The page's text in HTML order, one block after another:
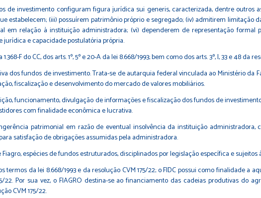
de investimento configuram figura jurídica sui generis, caracterizada, dentre outros
estabelecem; (iii) possuírem patrimônio próprio e segregado; (iv) admitirem limitação
em relação à instituição administradora; (vi) dependerem de representação
e capacidade postulatória própria.
F do CC, dos arts. 1º, 5º e 20-A da lei 8.668/1993; bem como dos arts. 3º, I, 33 e 48 da
dos fundos de investimento. Trata-se de autarquia federal vinculada ao Ministério da
fiscalização e desenvolvimento do mercado de valores mobiliários.
funcionamento, divulgação de informações e fiscalização dos fundos de
com finalidade econômica e lucrativa.
patrimonial em razão de eventual insolvência da instituição administradora,
satisfação de obrigações assumidas pela administradora.
espécies de fundos estruturados, disciplinados por legislação específica e
da lei 8.668/1993 e da resolução CVM 175/22; o FIDC possui como finalidade a
Por sua vez, o FIAGRO destina-se ao financiamento das cadeias produtivas do
CVM 175/22.